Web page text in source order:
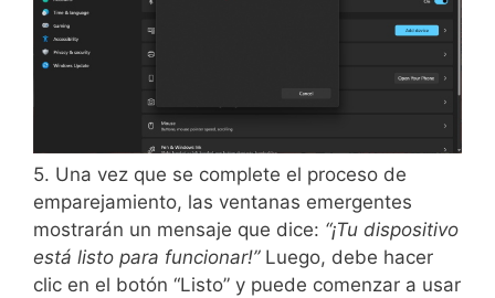
5. Una vez que se complete el proceso de
emparejamiento, las ventanas emergentes
mostrarán un mensaje que dice: “¡Tu dispositivo
está listo para funcionar!”Luego, debe hacer
clic en el botón “Listo” y puede comenzar a usar